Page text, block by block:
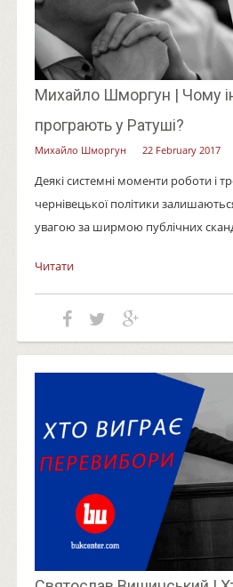
Михайло Шморгун | Чому
програють у Ратуші?
Михайло Шморгун 22 February 2017
Деякі системні моменти роботи і
чернівецької політики
увагою за ширмою публічних
Читати